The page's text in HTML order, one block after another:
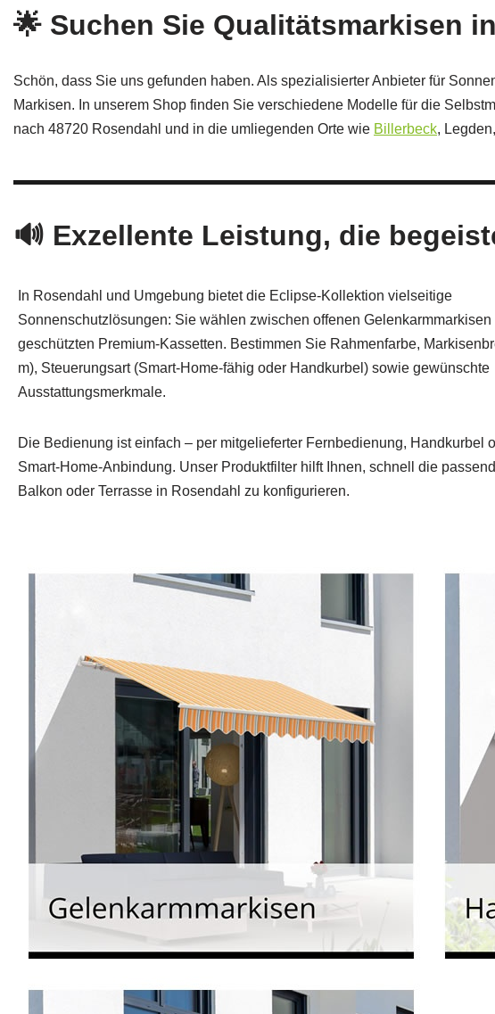
🌟 Suchen Sie Qualitätsmarkisen
Schön, dass Sie uns gefunden haben. Als spezialisierter Anbieter für
Markisen. In unserem Shop finden Sie verschiedene Modelle für die
nach 48720 Rosendahl und in die umliegenden Orte wie Billerbeck,
🔊 Exzellente Leistung, die
In Rosendahl und Umgebung bietet die Eclipse‑Kollektion vielseitige
Sonnenschutzlösungen: Sie wählen zwischen offenen Gelenkarmmarkisen
geschützten Premium‑Kassetten. Bestimmen Sie Rahmenfarbe,
m), Steuerungsart (Smart‑Home‑fähig oder Handkurbel) sowie gewünschte
Ausstattungsmerkmale.
Die Bedienung ist einfach – per mitgelieferter Fernbedienung, Handkurbel
Smart‑Home‑Anbindung. Unser Produktfilter hilft Ihnen, schnell die
Balkon oder Terrasse in Rosendahl zu konfigurieren.